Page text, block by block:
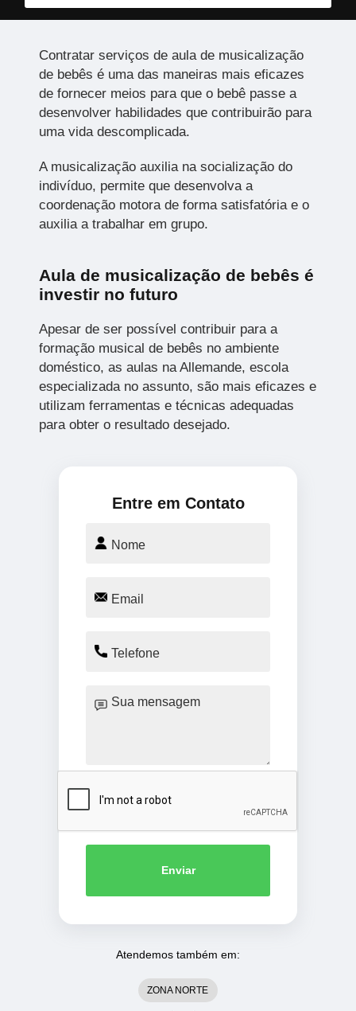
Contratar serviços de aula de musicalização
de bebês é uma das maneiras mais eficazes
de fornecer meios para que o bebê passe a
desenvolver habilidades que contribuirão para
uma vida descomplicada.
A musicalização auxilia na socialização do
indivíduo, permite que desenvolva a
coordenação motora de forma satisfatória e o
auxilia a trabalhar em grupo.
Aula de musicalização de bebês é
investir no futuro
Apesar de ser possível contribuir para a
formação musical de bebês no ambiente
doméstico, as aulas na Allemande, escola
especializada no assunto, são mais eficazes e
utilizam ferramentas e técnicas adequadas
para obter o resultado desejado.
Entre em Contato
Enviar
Atendemos também em:
ZONA NORTE